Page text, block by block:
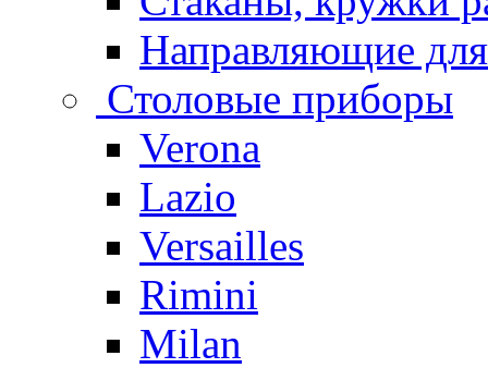
Направляющие
Столовые приборы
Verona
Lazio
Versailles
Rimini
Milan